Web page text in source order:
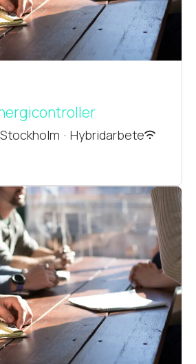
Stockholm · Hybridarbete